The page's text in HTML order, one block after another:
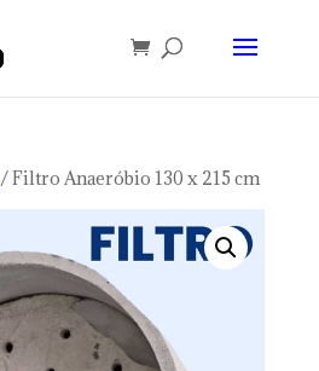
/ Filtro Anaeróbio 130 x 215 cm